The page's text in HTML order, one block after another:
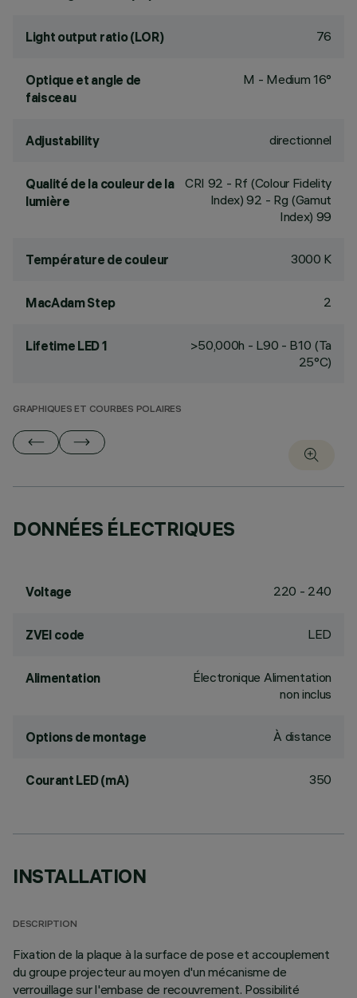
Light output ratio (LOR) 76
Optique et angle de
faisceau
M - Medium 16°
Adjustability directionnel
Qualité de la couleur de la
lumière
CRI 92 - Rf (Colour Fidelity
Index) 92 - Rg (Gamut
Index) 99
Température de couleur 3000 K
MacAdam Step 2
Lifetime LED 1
>50,000h - L90 - B10 (Ta
25°C)
GRAPHIQUES ET COURBES POLAIRES
DONNÉES ÉLECTRIQUES
Voltage 220 - 240
ZVEI code LED
Alimentation
Électronique Alimentation
non inclus
Options de montage À distance
Courant LED (mA) 350
INSTALLATION
DESCRIPTION
Fixation de la plaque à la surface de pose et accouplement
du groupe projecteur au moyen d'un mécanisme de
verrouillage sur l'embase de recouvrement. Possibilité